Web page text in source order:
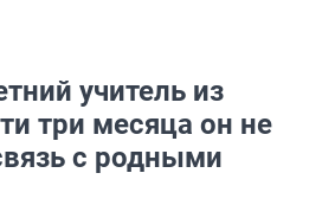
учитель из
три месяца он не
с родными